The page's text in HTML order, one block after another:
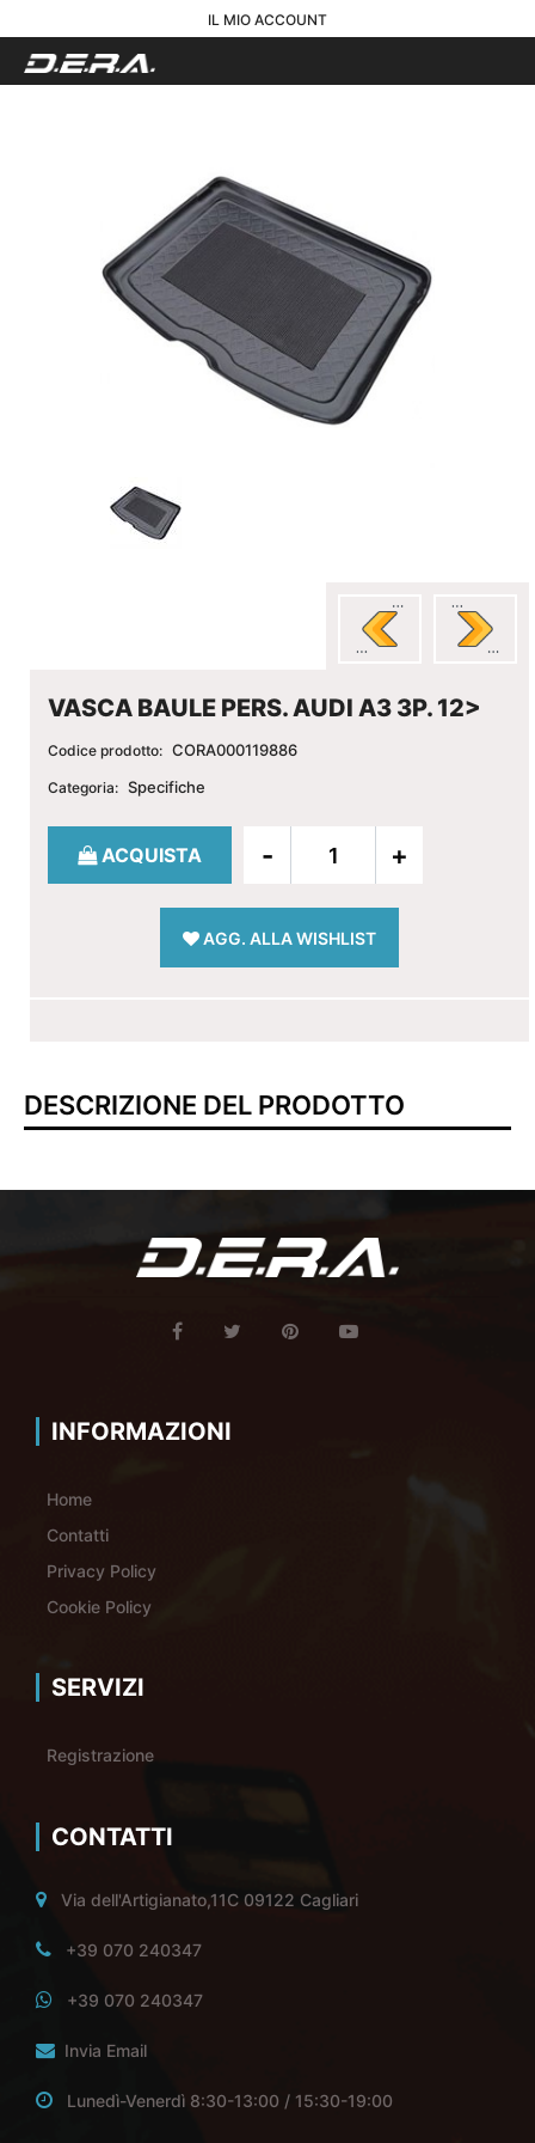
IL MIO ACCOUNT
VASCA BAULE PERS. AUDI A3 3P. 12>
Codice prodotto: CORA000119886
Categoria: Specifiche
Quantità
ACQUISTA
AGG. ALLA WISHLIST
DESCRIZIONE DEL PRODOTTO
INFORMAZIONI
Home
Contatti
Privacy Policy
Cookie Policy
SERVIZI
Registrazione
CONTATTI
Via dell'Artigianato,11C 09122 Cagliari
+39 070 240347
+39 070 240347
Invia Email
Lunedì-Venerdì 8:30-13:00 / 15:30-19:00